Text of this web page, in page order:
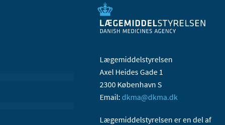
Lægemiddelstyrelsen
Axel Heides Gade 1
2300 København S
Email: dkma@dkma.dk
Lægemiddelstyrelsen er en del af